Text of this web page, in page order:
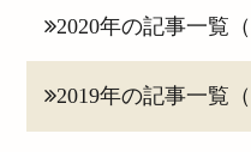
2020年の記事一覧（
2019年の記事一覧（